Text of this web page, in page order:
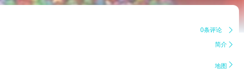
0条评论 
简介 
地图 